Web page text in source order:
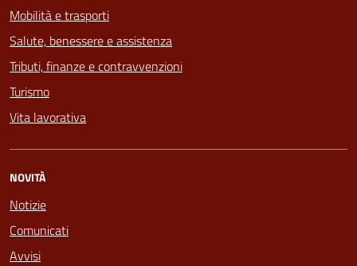
Mobilità e trasporti
Salute, benessere e assistenza
Tributi, finanze e contravvenzioni
Turismo
Vita lavorativa
NOVITÀ
Notizie
Comunicati
Avvisi